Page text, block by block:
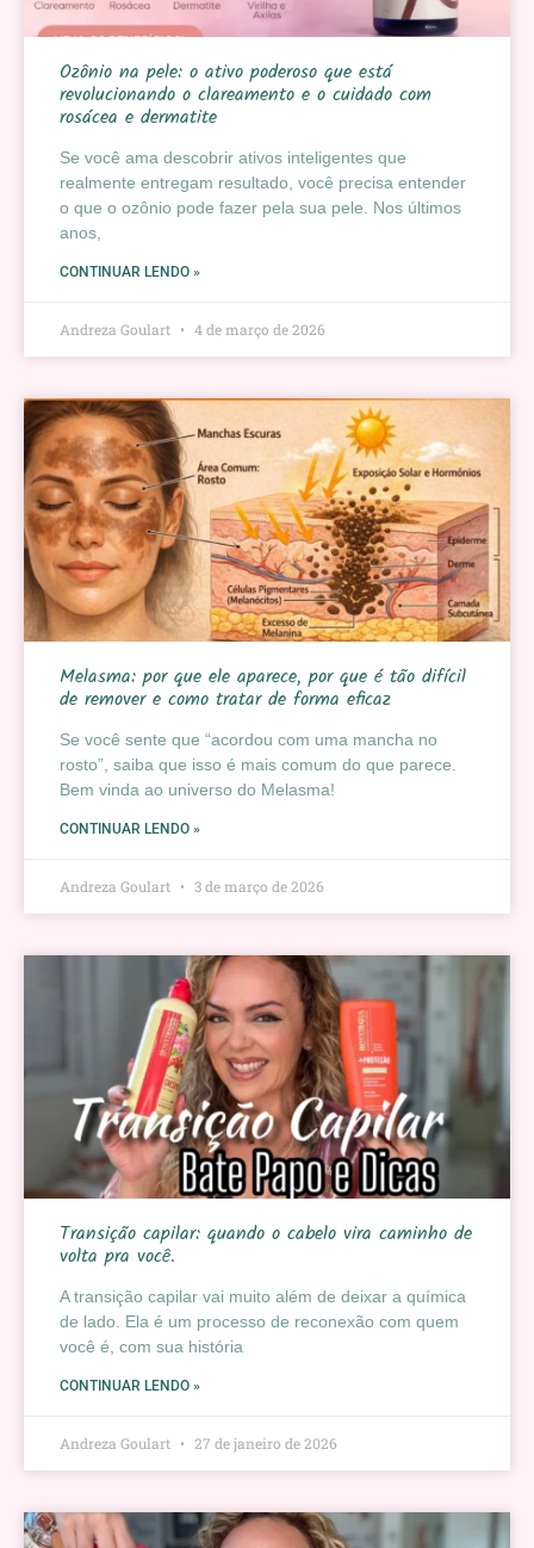
Ozônio na pele: o ativo poderoso que está
revolucionando o clareamento e o cuidado com
rosácea e dermatite
Se você ama descobrir ativos inteligentes que
realmente entregam resultado, você precisa entender
o que o ozônio pode fazer pela sua pele. Nos últimos
anos,
CONTINUAR LENDO »
Andreza Goulart 4 de março de 2026
Melasma: por que ele aparece, por que é tão difícil
de remover e como tratar de forma eficaz
Se você sente que “acordou com uma mancha no
rosto”, saiba que isso é mais comum do que parece.
Bem vinda ao universo do Melasma!
CONTINUAR LENDO »
Andreza Goulart 3 de março de 2026
Transição capilar: quando o cabelo vira caminho de
volta pra você.
A transição capilar vai muito além de deixar a química
de lado. Ela é um processo de reconexão com quem
você é, com sua história
CONTINUAR LENDO »
Andreza Goulart 27 de janeiro de 2026